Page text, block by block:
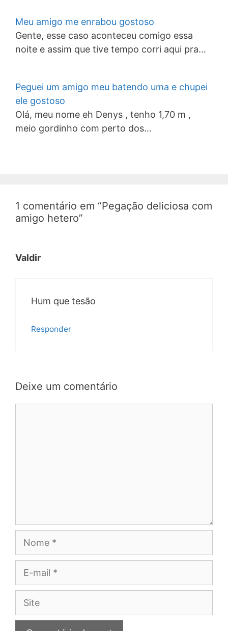
Meu amigo me enrabou gostoso
Gente, esse caso aconteceu comigo essa
noite e assim que tive tempo corri aqui pra…
Peguei um amigo meu batendo uma e chupei
ele gostoso
Olá, meu nome eh Denys , tenho 1,70 m ,
meio gordinho com perto dos…
1 comentário em “Pegação deliciosa com
amigo hetero”
Valdir
Hum que tesão
Responder
Deixe um comentário
Site